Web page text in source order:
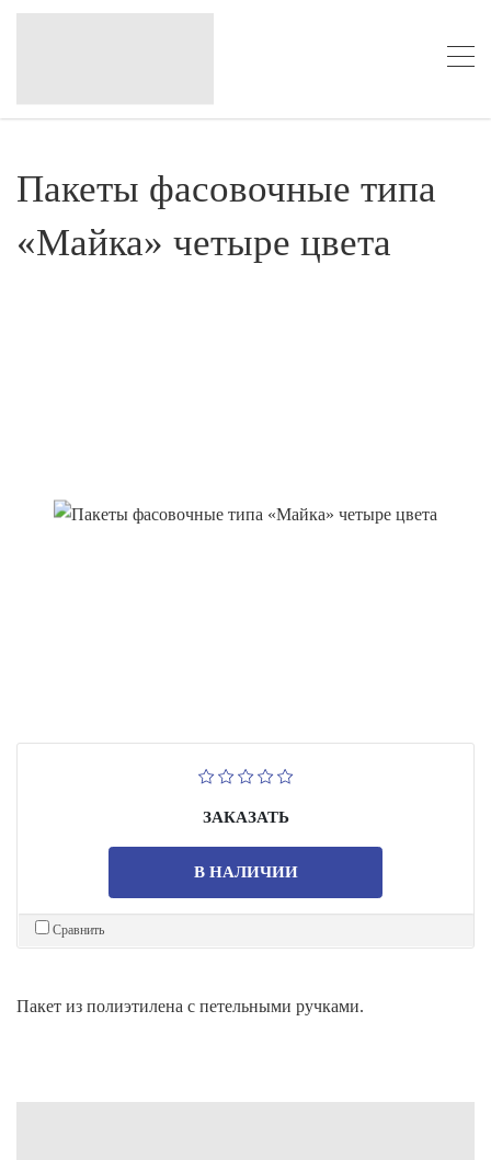
Пакеты фасовочные типа
«Майка» четыре цвета
ЗАКАЗАТЬ
В НАЛИЧИИ
Сравнить
Пакет из полиэтилена с петельными ручками.